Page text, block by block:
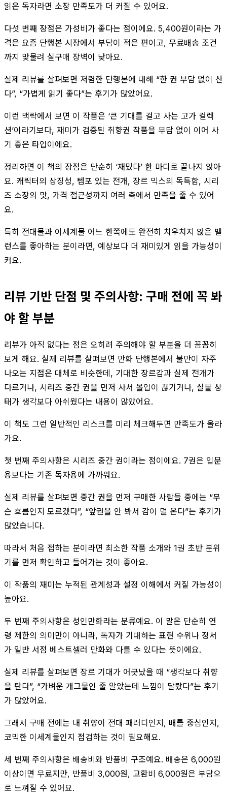
읽은 독자라면 소장 만족도가 더 커질 수 있어요.
다섯 번째 장점은 가성비가 좋다는 점이에요. 5,400원이라는 가
격은 요즘 단행본 시장에서 부담이 적은 편이고, 무료배송 조건
까지 맞물려 실구매 장벽이 낮아요.
실제 리뷰를 살펴보면 저렴한 단행본에 대해 “한 권 부담 없이 산
다”, “가볍게 읽기 좋다”는 후기가 많았어요.
이런 맥락에서 보면 이 작품은 ‘큰 기대를 걸고 사는 고가 컬렉
션’이라기보다, 재미가 검증된 취향권 작품을 부담 없이 이어 사
기 좋은 타입이에요.
정리하면 이 책의 장점은 단순히 ‘재밌다’ 한 마디로 끝나지 않아
요. 캐릭터의 상징성, 템포 있는 전개, 장르 믹스의 독특함, 시리
즈 소장의 맛, 가격 접근성까지 여러 축에서 만족을 줄 수 있어
요.
특히 전대물과 이세계물 어느 한쪽에도 완전히 치우치지 않은 밸
런스를 좋아하는 분이라면, 예상보다 더 재미있게 읽을 가능성이
커요.
리뷰 기반 단점 및 주의사항: 구매 전에 꼭 봐
야 할 부분
리뷰가 아직 없다는 점은 오히려 주의해야 할 부분을 더 꼼꼼히
보게 해요. 실제 리뷰를 살펴보면 만화 단행본에서 불만이 자주
나오는 지점은 대체로 비슷한데, 기대한 장르감과 실제 전개가
다르거나, 시리즈 중간 권을 먼저 사서 몰입이 끊기거나, 실물 상
태가 생각보다 아쉬웠다는 내용이 많았어요.
이 책도 그런 일반적인 리스크를 미리 체크해두면 만족도가 올라
가요.
첫 번째 주의사항은 시리즈 중간 권이라는 점이에요. 7권은 입문
용보다는 기존 독자용에 가까워요.
실제 리뷰를 살펴보면 중간 권을 먼저 구매한 사람들 중에는 “무
슨 흐름인지 모르겠다”, “앞권을 안 봐서 감이 덜 온다”는 후기가
많았습니다.
따라서 처음 접하는 분이라면 최소한 작품 소개와 1권 초반 분위
기를 먼저 확인하고 들어가는 것이 좋아요.
이 작품의 재미는 누적된 관계성과 설정 이해에서 커질 가능성이
높아요.
두 번째 주의사항은 성인만화라는 분류예요. 이 말은 단순히 연
령 제한의 의미만이 아니라, 독자가 기대하는 표현 수위나 정서
가 일반 서점 베스트셀러 만화와 다를 수 있다는 뜻이에요.
실제 리뷰를 살펴보면 장르 기대가 어긋났을 때 “생각보다 취향
을 탄다”, “가벼운 개그물인 줄 알았는데 느낌이 달랐다”는 후기
가 많았어요.
그래서 구매 전에는 내 취향이 전대 패러디인지, 배틀 중심인지,
코믹한 이세계물인지 점검하는 것이 필요해요.
세 번째 주의사항은 배송비와 반품비 구조예요. 배송은 6,000원
이상이면 무료지만, 반품비 3,000원, 교환비 6,000원은 부담으
로 느껴질 수 있어요.